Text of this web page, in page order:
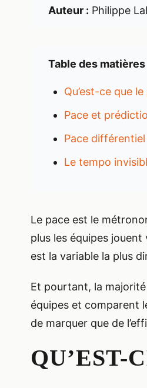
Auteur : Philippe
Table des matières
Qu’est-ce que
Pace et
Pace
Le tempo
Le pace est le
plus les équipes
est la variable la plus
Et pourtant, la
équipes et comparent
de marquer que de
QU’EST-